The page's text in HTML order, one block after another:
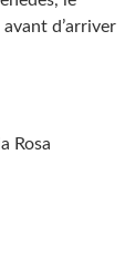
d’arriver
Rosa